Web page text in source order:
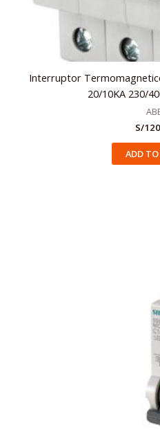
Interruptor
20/10KA 230/
S/
ADD TO